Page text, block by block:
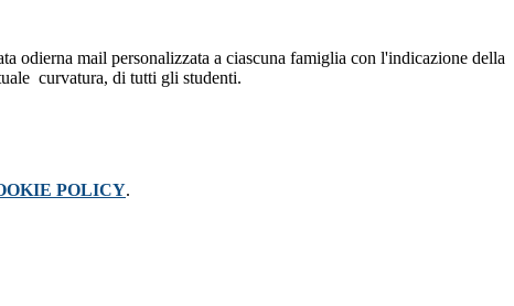
odierna mail personalizzata a ciascuna famiglia con l'indicazione della
curvatura, di tutti gli studenti.
POLICY.